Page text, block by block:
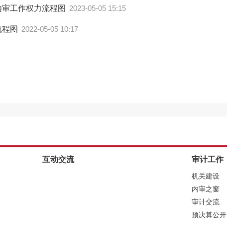
工作权力流程图 2023-05-05 15:15
图 2022-05-05 10:17
互动交流 审计工作
机关建设
内审之窗
审计交流
预决算公开